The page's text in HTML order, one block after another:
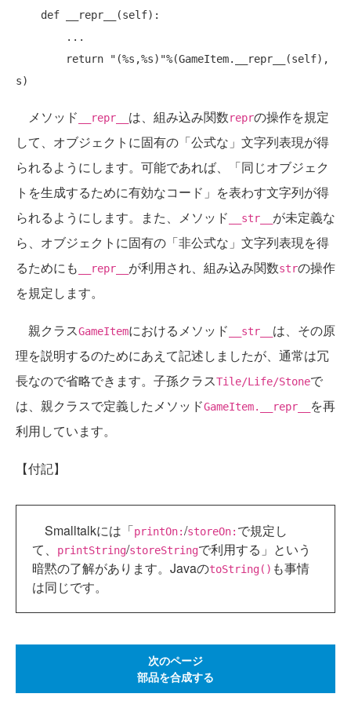
メソッド __repr__ は、組み込み関数reprの操作を規定
して、オブジェクトに固有の「公式な」文字列表現が得
られるようにします。可能であれば、「同じオブジェク
トを生成するために有効なコード」を表わす文字列が得
られるようにします。また、メソッド
__str__ が未定義な
ら、オブジェクトに固有の「非公式な」文字列表現を得
るためにも
__repr__ が利用され、組み込み関数strの操作
を規定します。
親クラスGameItemにおけるメソッド __str__ は、その原
理を説明するのためにあえて記述しましたが、通常は冗
長なので省略できます。子孫クラスTile/Life/Stoneで
は、親クラスで定義したメソッドGameItem.__repr__
を再
利用しています。
【付記】
Smalltalkには「printOn:/storeOn: で規定し
て、
printString/storeStringで利用する」という
暗黙の了解があります。JavaのtoString() も事情
は同じです。
次のページ
部品を合成する